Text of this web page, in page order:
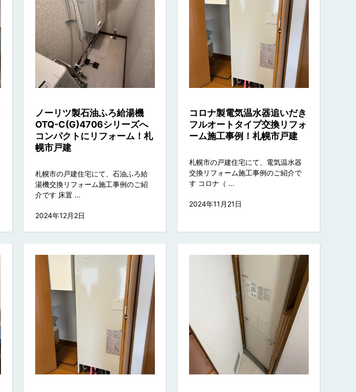
ノーリツ製石油ふろ給湯機
OTQ-C(G)4706シリーズへ
コンパクトにリフォーム！札
幌市戸建
札幌市の戸建住宅にて、石油ふろ給
湯機交換リフォーム施工事例のご紹
介です 床置 ...
2024年12月2日
コロナ製電気温水器追いだき
フルオートタイプ交換リフォ
ーム施工事例！札幌市戸建
札幌市の戸建住宅にて、電気温水器
交換リフォーム施工事例のご紹介で
す コロナ（ ...
2024年11月21日